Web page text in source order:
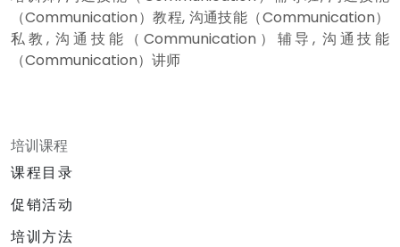
（Communication）教程, 沟通技能（Communication）
私教, 沟通技能（Communication）辅导, 沟通技能
（Communication）讲师
培训课程
课程目录
促销活动
培训方法